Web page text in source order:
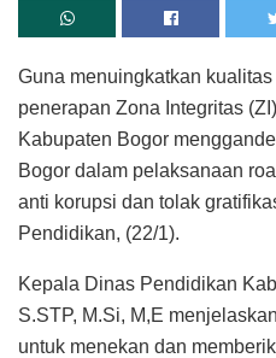
Guna menuingkatkan
penerapan Zona Integritas
Kabupaten Bogor
Bogor dalam pelaksanaan
anti korupsi dan tolak
Pendidikan, (22/1).
Kepala Dinas Pendidikan
S.STP, M.Si, M,E
untuk menekan dan